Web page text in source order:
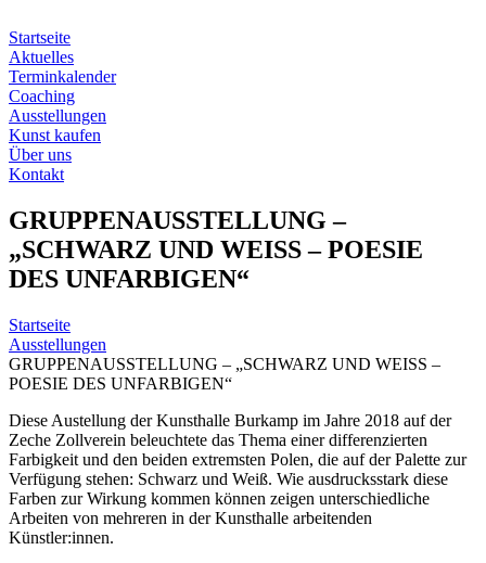
Inhalt
springen
Startseite
Aktuelles
Terminkalender
Coaching
Ausstellungen
Kunst kaufen
Über uns
Kontakt
GRUPPENAUSSTELLUNG –
„SCHWARZ UND WEISS – POESIE
DES UNFARBIGEN“
Startseite
Ausstellungen
GRUPPENAUSSTELLUNG – „SCHWARZ UND WEISS –
POESIE DES UNFARBIGEN“
Diese Austellung der Kunsthalle Burkamp im Jahre 2018 auf der
Zeche Zollverein beleuchtete das Thema einer differenzierten
Farbigkeit und den beiden extremsten Polen, die auf der Palette zur
Verfügung stehen: Schwarz und Weiß. Wie ausdrucksstark diese
Farben zur Wirkung kommen können zeigen unterschiedliche
Arbeiten von mehreren in der Kunsthalle arbeitenden
Künstler:innen.